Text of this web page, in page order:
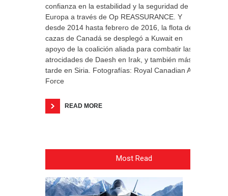
confianza en la estabilidad y la seguridad de
Europa a través de Op REASSURANCE. Y
desde 2014 hasta febrero de 2016, la flota de
cazas de Canadá se desplegó a Kuwait en
apoyo de la coalición aliada para combatir las
atrocidades de Daesh en Irak, y también más
tarde en Siria. Fotografías: Royal Canadian Air
Force
READ MORE
Most Read